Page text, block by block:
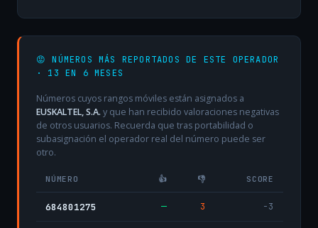
😡 NÚMEROS MÁS REPORTADOS DE ESTE OPERADOR
· 13 EN 6 MESES
Números cuyos rangos móviles están asignados a
EUSKALTEL, S.A. y que han recibido valoraciones negativas
de otros usuarios. Recuerda que tras portabilidad o
subasignación el operador real del número puede ser
otro.
NÚMERO 👍 👎 SCORE
684801275 — 3 -3